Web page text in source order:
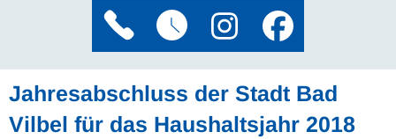
Jahresabschluss der Stadt Bad
Vilbel für das Haushaltsjahr 2018